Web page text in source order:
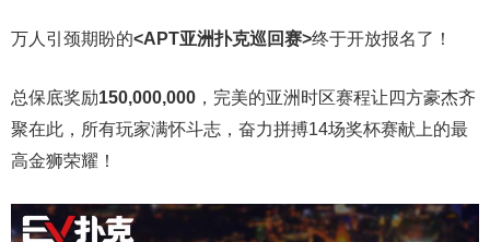
万人引颈期盼的<APT亚洲扑克巡回赛>终于开放报名了！
总保底奖励150,000,000 ，完美的亚洲时区赛程让四方豪杰齐
聚在此，所有玩家满怀斗志，奋力拼搏14场奖杯赛献上的最
高金狮荣耀！